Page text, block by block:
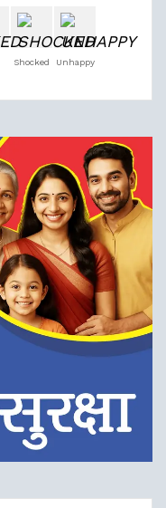
Shocked Unhappy